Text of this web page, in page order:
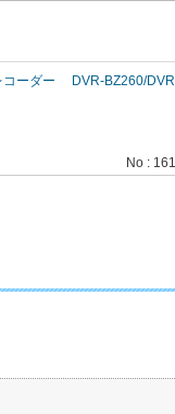
ーダー
DVR-BZ260/
No :